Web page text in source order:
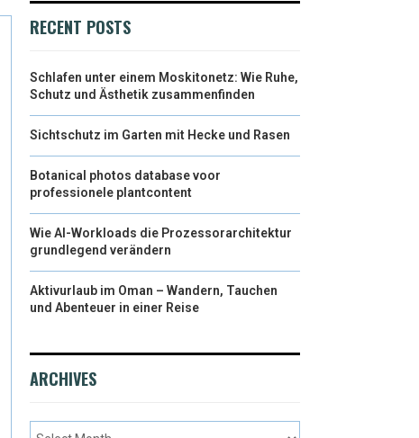
RECENT POSTS
Schlafen unter einem Moskitonetz: Wie Ruhe,
Schutz und Ästhetik zusammenfinden
Sichtschutz im Garten mit Hecke und Rasen
Botanical photos database voor
professionele plantcontent
Wie AI-Workloads die Prozessorarchitektur
grundlegend verändern
Aktivurlaub im Oman – Wandern, Tauchen
und Abenteuer in einer Reise
ARCHIVES